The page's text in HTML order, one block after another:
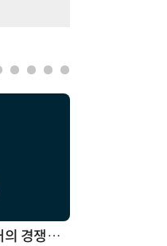
체계화 된 데이터가 곧 AI 시대의 경쟁력이다